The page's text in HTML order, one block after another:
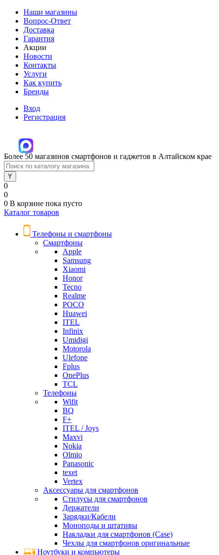
Наши магазины
Вопрос-Ответ
Доставка
Гарантия
Акции
Новости
Контакты
Услуги
Как купить
Бренды
Вход
Регистрация
Более 50 магазинов смартфонов и гаджетов в Алтайском крае
0
0
0 В корзине пока пусто
Каталог товаров
Телефоны и смартфоны
Смартфоны
Apple
Samsung
Xiaomi
Honor
Tecno
Realme
POCO
Huawei
ITEL
Infinix
Umidigi
Motorola
Ulefone
Fplus
OnePlus
TCL
Телефоны
Wifit
BQ
F+
ITEL / Joys
Maxvi
Nokia
Olmio
Panasonic
texet
Vertex
Аксессуары для смартфонов
Стилусы для смартфонов
Держатели
Зарядки/Кабели
Моноподы и штативы
Накладки для смартфонов (Case)
Чехлы для смартфонов оригинальные
Ноутбуки и компьютеры